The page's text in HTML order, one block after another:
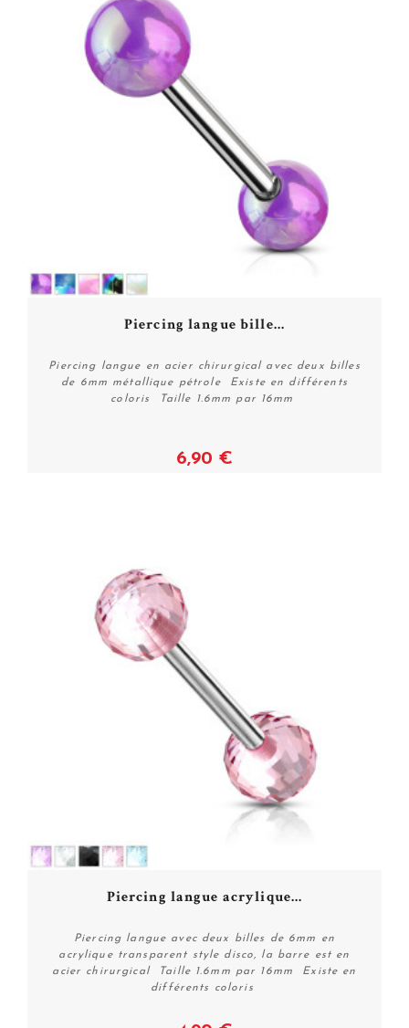
Voir
Piercing langue bille...
Piercing langue en acier chirurgical avec deux billes
de 6mm métallique pétrole Existe en différents
coloris Taille 1.6mm par 16mm
6,90 €
Piercing langue acrylique...
Piercing langue avec deux billes de 6mm en
acrylique transparent style disco, la barre est en
acier chirurgical Taille 1.6mm par 16mm Existe en
différents coloris